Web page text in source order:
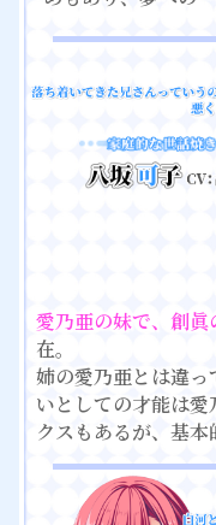
愛乃亜の妹で、創眞
在。
姉の愛乃亜とは違
いとしての才能は愛
クスもあるが、基本